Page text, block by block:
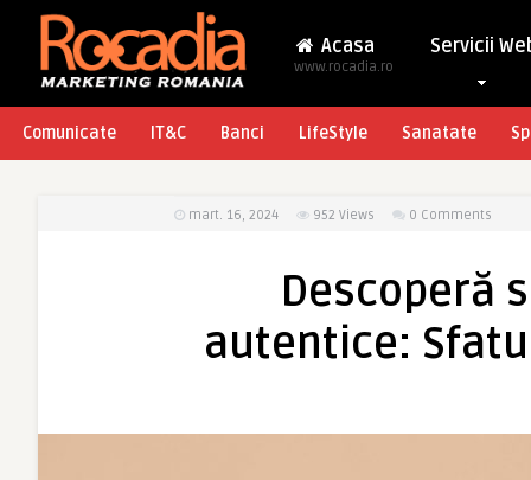
Acasa
www.rocadia.ro
Servicii
Comunicate IT&C Banci LifeStyle Sanatate
mart. 16, 2024 952 Views 0 Comments
Descoperă
autentice: